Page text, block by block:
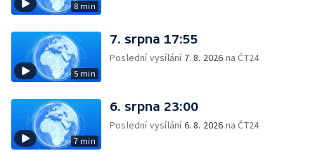
8 min
5 min
7. srpna 17:55
Poslední vysílání 7. 8. 2026 na ČT24
7 min
6. srpna 23:00
Poslední vysílání6. 8. 2026 na ČT24